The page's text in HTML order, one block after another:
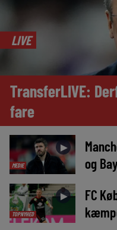
LIVE
TransferLIVE:
fare
MEDIE
►
og
TOPNYHED
►
FC